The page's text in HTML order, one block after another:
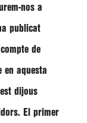
nos a
publicat
de
en aquesta
dijous
El primer